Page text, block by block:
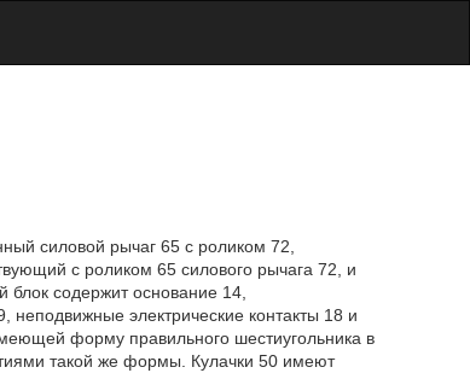
силовой рычаг 65 с роликом 72,
с роликом 65 силового рычага 72, и
блок содержит основание 14,
электрические контакты 18 и
форму правильного шестиугольника в
такой же формы. Кулачки 50 имеют